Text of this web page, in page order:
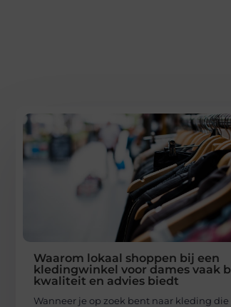
Waarom lokaal shoppen bij een
kledingwinkel voor dames vaak
kwaliteit en advies biedt
Wanneer je op zoek bent naar kleding